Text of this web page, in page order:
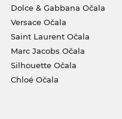
Dolce & Gabbana Očala
Versace Očala
Saint Laurent Očala
Marc Jacobs Očala
Silhouette Očala
Chloé Očala